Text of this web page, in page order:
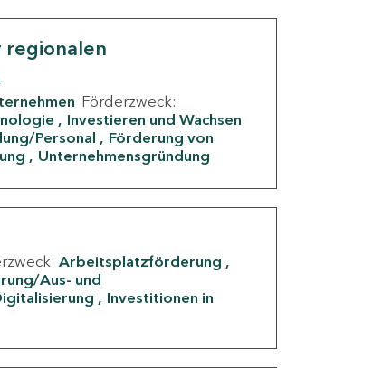
regionalen
Förderzweck:
Investieren und Wachsen
Personal
Förderung von
Unternehmensgründung
Arbeitsplatzförderung
Aus- und
Investitionen in